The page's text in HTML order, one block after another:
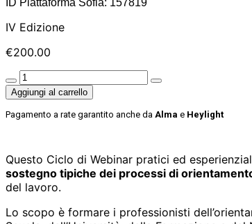
ID Piattaforma Sofia: 157819
IV Edizione
€200.00
Aggiungi al carrello
Pagamento a rate garantito anche da Alma e Heylight
Questo Ciclo di Webinar pratici ed
sostegno tipiche dei processi di
del lavoro.
Lo scopo è formare i professionisti